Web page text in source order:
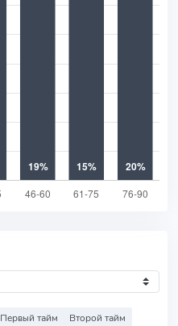
Первый тайм Второй тайм